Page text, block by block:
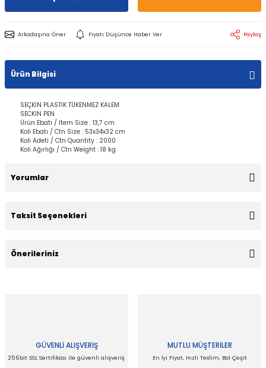
Arkadaşına Öner Fiyatı Düşünce Haber Ver Paylaş
Ürün Bilgisi
SEÇKİN PLASTİK TÜKENMEZ KALEM
SECKIN PEN
Ürün Ebatı / Item Size : 13,7 cm
Koli Ebatı / Ctn Size : 53x34x32 cm
Koli Adeti / Ctn Quantity : 2000
Koli Ağırlığı / Ctn Weight : 18 kg
Yorumlar
Taksit Seçenekleri
Önerileriniz
Ürün resmi kalitesiz, bozuk veya görüntülenemiyor.
GÜVENLİ ALIŞVERİŞ
256bit SSL Sertifikası ile güvenli alışveriş
MUTLU MÜŞTERİLER
En İyi Fiyat, Hızlı Teslim, Bol Çeşit